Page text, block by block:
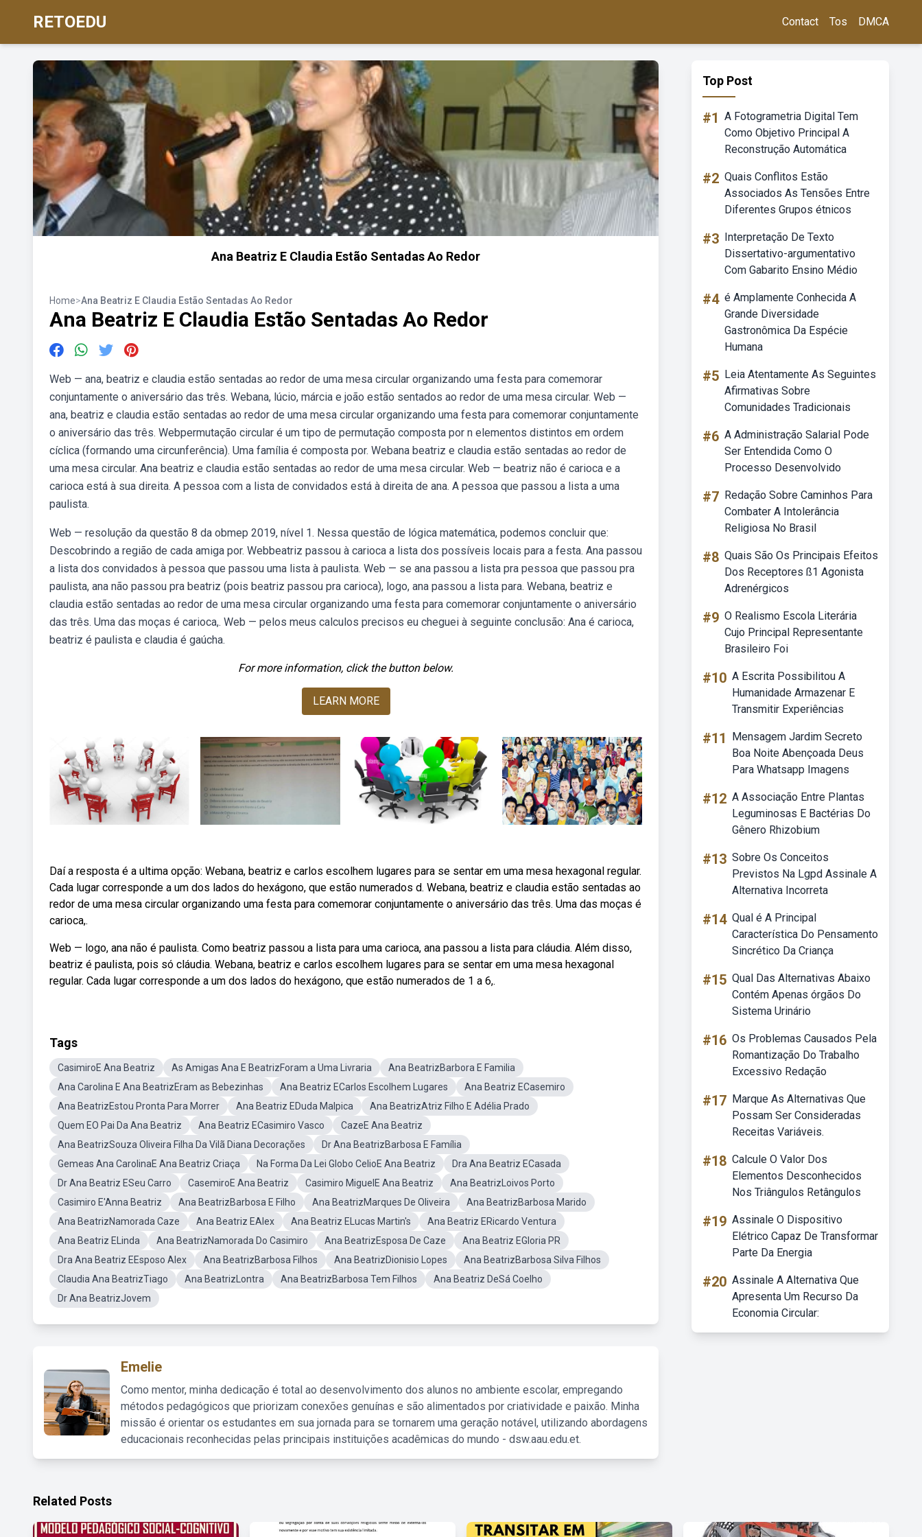
RETOEDU Contact Tos DMCA
Ana Beatriz E Claudia Estão Sentadas Ao Redor
Home>Ana Beatriz E Claudia Estão Sentadas Ao Redor
Ana Beatriz E Claudia Estão Sentadas Ao Redor
Web — ana, beatriz e claudia estão sentadas ao redor de uma mesa circular organizando uma festa para comemorar
conjuntamente o aniversário das três. Webana, lúcio, márcia e joão estão sentados ao redor de uma mesa circular. Web —
ana, beatriz e claudia estão sentadas ao redor de uma mesa circular organizando uma festa para comemorar conjuntamente
o aniversário das três. Webpermutação circular é um tipo de permutação composta por n elementos distintos em ordem
cíclica (formando uma circunferência). Uma família é composta por. Webana beatriz e claudia estão sentadas ao redor de
uma mesa circular. Ana beatriz e claudia estão sentadas ao redor de uma mesa circular. Web — beatriz não é carioca e a
carioca está à sua direita. A pessoa com a lista de convidados está à direita de ana. A pessoa que passou a lista a uma
paulista.
Web — resolução da questão 8 da obmep 2019, nível 1. Nessa questão de lógica matemática, podemos concluir que:
Descobrindo a região de cada amiga por. Webbeatriz passou à carioca a lista dos possíveis locais para a festa. Ana passou
a lista dos convidados à pessoa que passou uma lista à paulista. Web — se ana passou a lista pra pessoa que passou pra
paulista, ana não passou pra beatriz (pois beatriz passou pra carioca), logo, ana passou a lista para. Webana, beatriz e
claudia estão sentadas ao redor de uma mesa circular organizando uma festa para comemorar conjuntamente o aniversário
das três. Uma das moças é carioca,. Web — pelos meus calculos precisos eu cheguei à seguinte conclusão: Ana é carioca,
beatriz é paulista e claudia é gaúcha.
For more information, click the button below.
LEARN MORE
Daí a resposta é a ultima opção: Webana, beatriz e carlos escolhem lugares para se sentar em uma mesa hexagonal regular.
Cada lugar corresponde a um dos lados do hexágono, que estão numerados d. Webana, beatriz e claudia estão sentadas ao
redor de uma mesa circular organizando uma festa para comemorar conjuntamente o aniversário das três. Uma das moças é
carioca,.
Web — logo, ana não é paulista. Como beatriz passou a lista para uma carioca, ana passou a lista para cláudia. Além disso,
beatriz é paulista, pois só cláudia. Webana, beatriz e carlos escolhem lugares para se sentar em uma mesa hexagonal
regular. Cada lugar corresponde a um dos lados do hexágono, que estão numerados de 1 a 6,.
Tags
CasimiroE Ana Beatriz As Amigas Ana E BeatrizForam a Uma Livraria
Ana BeatrizBarbora E Familia
Ana Carolina E Ana BeatrizEram as Bebezinhas
Ana Beatriz ECarlos Escolhem Lugares
Ana Beatriz ECasemiro
Ana BeatrizEstou Pronta Para Morrer
Ana Beatriz EDuda Malpica
Ana BeatrizAtriz Filho E Adélia Prado
Quem EO Pai Da Ana Beatriz
Ana Beatriz ECasimiro Vasco
CazeE Ana Beatriz
Ana BeatrizSouza Oliveira Filha Da Vilã Diana Decorações
Dr Ana BeatrizBarbosa E Família
Gemeas Ana CarolinaE Ana Beatriz Criaça
Na Forma Da Lei Globo CelioE Ana Beatriz
Dra Ana Beatriz ECasada
Dr Ana Beatriz ESeu Carro
CasemiroE Ana Beatriz Casimiro MiguelE Ana Beatriz
Ana BeatrizLoivos Porto
Casimiro E'Anna Beatriz
Ana BeatrizBarbosa E Filho Ana BeatrizMarques De Oliveira
Ana BeatrizBarbosa Marido
Ana BeatrizNamorada Caze
Ana Beatriz EAlex Ana Beatriz ELucas Martin's
Ana Beatriz ERicardo Ventura
Ana Beatriz ELinda
Ana BeatrizNamorada Do Casimiro Ana BeatrizEsposa De Caze
Ana Beatriz EGloria PR
Dra Ana Beatriz EEsposo Alex
Ana BeatrizBarbosa Filhos Ana BeatrizDionisio Lopes
Ana BeatrizBarbosa Silva Filhos
Claudia Ana BeatrizTiago
Ana BeatrizLontra Ana BeatrizBarbosa Tem Filhos
Ana Beatriz DeSá Coelho
Dr Ana BeatrizJovem
Emelie
Como mentor, minha dedicação é total ao desenvolvimento dos alunos no ambiente escolar, empregando
métodos pedagógicos que priorizam conexões genuínas e são alimentados por criatividade e paixão. Minha
missão é orientar os estudantes em sua jornada para se tornarem uma geração notável, utilizando abordagens
educacionais reconhecidas pelas principais instituições acadêmicas do mundo - dsw.aau.edu.et.
Top Post
#1 A Fotogrametria Digital Tem
Como Objetivo Principal A
Reconstrução Automática
#2 Quais Conflitos Estão
Associados As Tensões Entre
Diferentes Grupos étnicos
#3 Interpretação De Texto
Dissertativo-argumentativo
Com Gabarito Ensino Médio
#4 é Amplamente Conhecida A
Grande Diversidade
Gastronômica Da Espécie
Humana
#5 Leia Atentamente As Seguintes
Afirmativas Sobre
Comunidades Tradicionais
#6 A Administração Salarial Pode
Ser Entendida Como O
Processo Desenvolvido
#7 Redação Sobre Caminhos Para
Combater A Intolerância
Religiosa No Brasil
#8 Quais São Os Principais Efeitos
Dos Receptores ß1 Agonista
Adrenérgicos
#9 O Realismo Escola Literária
Cujo Principal Representante
Brasileiro Foi
#10 A Escrita Possibilitou A
Humanidade Armazenar E
Transmitir Experiências
#11
Mensagem Jardim Secreto
Boa Noite Abençoada Deus
Para Whatsapp Imagens
#12 A Associação Entre Plantas
Leguminosas E Bactérias Do
Gênero Rhizobium
#13 Sobre Os Conceitos
Previstos Na Lgpd Assinale A
Alternativa Incorreta
#14 Qual é A Principal
Característica Do Pensamento
Sincrético Da Criança
#15 Qual Das Alternativas Abaixo
Contém Apenas órgãos Do
Sistema Urinário
#16 Os Problemas Causados Pela
Romantização Do Trabalho
Excessivo Redação
#17 Marque As Alternativas Que
Possam Ser Consideradas
Receitas Variáveis.
#18 Calcule O Valor Dos
Elementos Desconhecidos
Nos Triângulos Retângulos
#19 Assinale O Dispositivo
Elétrico Capaz De Transformar
Parte Da Energia
#20 Assinale A Alternativa Que
Apresenta Um Recurso Da
Economia Circular:
Related Posts